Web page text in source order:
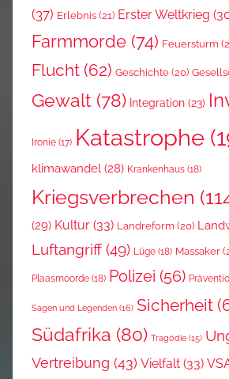
(37) Erlebnis (21) Erster Weltkrieg
Farmmorde (74) Feuersturm
Flucht (62) Geschichte (20)
Gewalt (78) Integration (23)
Ironie (17) Katastrophe
klimawandel (28) Krankenhaus (18)
Kriegsverbrechen
(29) Kultur (33) Landreform (20)
Luftangriff (49) Lüge (18) Massaker
Plaasmoorde (18) Polizei (56)
Sagen und Legenden (16) Sicherheit
Südafrika (80) Tragödie (15)
Vertreibung (43) Vielfalt (33)